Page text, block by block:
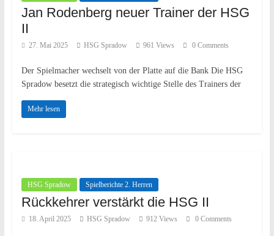
Jan Rodenberg neuer Trainer der HSG
II
27. Mai 2025 HSG Spradow 961 Views 0 Comments
Der Spielmacher wechselt von der Platte auf die Bank Die HSG
Spradow besetzt die strategisch wichtige Stelle des Trainers der
Mehr lesen
HSG Spradow Spielberichte 2. Herren
Rückkehrer verstärkt die HSG II
18. April 2025 HSG Spradow 912 Views 0 Comments